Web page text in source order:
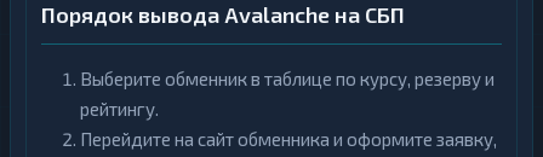
Порядок вывода Avalanche на СБП
Выберите обменник в таблице по курсу, резерву и
рейтингу.
Перейдите на сайт обменника и оформите заявку,